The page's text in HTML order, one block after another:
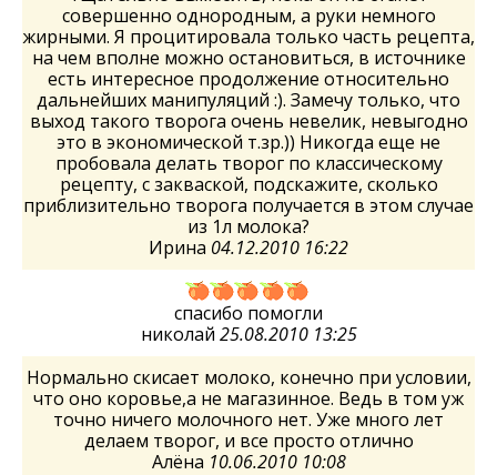
совершенно однородным, а руки немного
жирными. Я процитировала только часть рецепта,
на чем вполне можно остановиться, в источнике
есть интересное продолжение относительно
дальнейших манипуляций :). Замечу только, что
выход такого творога очень невелик, невыгодно
это в экономической т.зр.)) Никогда еще не
пробовала делать творог по классическому
рецепту, с закваской, подскажите, сколько
приблизительно творога получается в этом случае
из 1л молока?
Ирина 04.12.2010 16:22
спасибо помогли
николай 25.08.2010 13:25
Нормально скисает молоко, конечно при условии,
что оно коровье,а не магазинное. Ведь в том уж
точно ничего молочного нет. Уже много лет
делаем творог, и все просто отлично
Алёна 10.06.2010 10:08